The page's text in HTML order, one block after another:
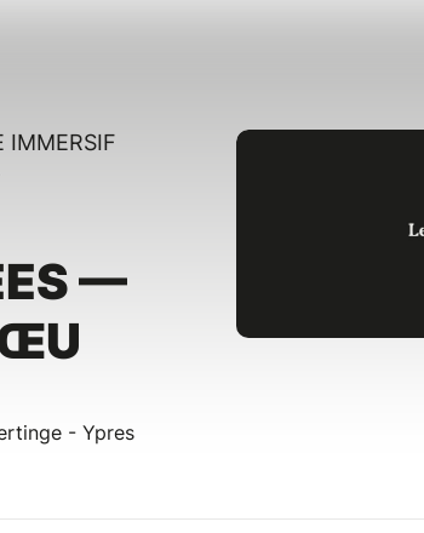
IMMERSIF
—
- Ypres